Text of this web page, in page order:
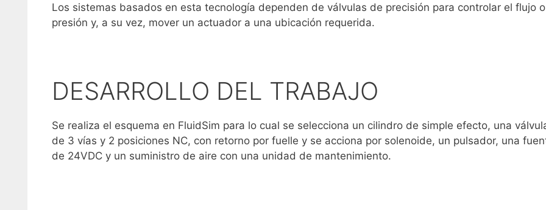
Los sistemas basados en esta tecnología dependen de válvulas de precisión para controlar el flujo
presión y, a su vez, mover un actuador a una ubicación requerida.
DESARROLLO DEL TRABAJO
Se realiza el esquema en FluidSim para lo cual se selecciona un cilindro de simple efecto, una
de 3 vías y 2 posiciones NC, con retorno por fuelle y se acciona por solenoide, un pulsador, una
de 24VDC y un suministro de aire con una unidad de mantenimiento.